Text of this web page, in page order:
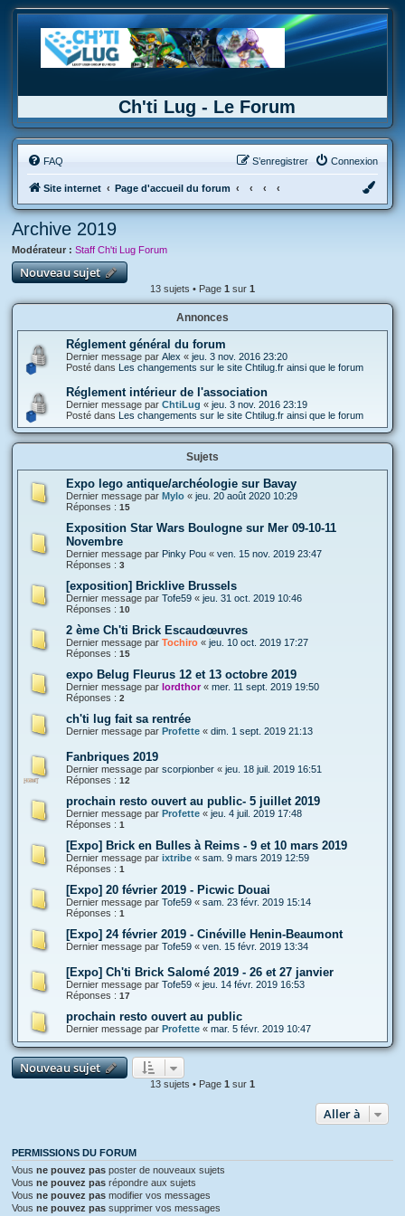
Ch'ti Lug - Le Forum
FAQ Connexion
S’enregistrer
Site internet Page d'accueil du forum
Archive 2019
Modérateur : Staff Ch'ti Lug Forum
Nouveau sujet
13 sujets • Page 1 sur 1
Annonces
Réglement général du forum
Dernier message par Alex « jeu. 3 nov. 2016 23:20
Posté dans Les changements sur le site Chtilug.fr ainsi que le forum
Réglement intérieur de l'association
Dernier message par ChtiLug « jeu. 3 nov. 2016 23:19
Posté dans Les changements sur le site Chtilug.fr ainsi que le forum
Sujets
Expo lego antique/archéologie sur Bavay
Dernier message par Mylo « jeu. 20 août 2020 10:29
Réponses : 15
Exposition Star Wars Boulogne sur Mer 09-10-11
Novembre
Dernier message par Pinky Pou « ven. 15 nov. 2019 23:47
Réponses : 3
[exposition] Bricklive Brussels
Dernier message par Tofe59 « jeu. 31 oct. 2019 10:46
Réponses : 10
2 ème Ch'ti Brick Escaudœuvres
Dernier message par Tochiro « jeu. 10 oct. 2019 17:27
Réponses : 15
expo Belug Fleurus 12 et 13 octobre 2019
Dernier message par lordthor« mer. 11 sept. 2019 19:50
Réponses : 2
ch'ti lug fait sa rentrée
Dernier message par Profette « dim. 1 sept. 2019 21:13
Fanbriques 2019
Dernier message par scorpionber « jeu. 18 juil. 2019 16:51
Réponses : 12
prochain resto ouvert au public- 5 juillet 2019
Dernier message par Profette « jeu. 4 juil. 2019 17:48
Réponses : 1
[Expo] Brick en Bulles à Reims - 9 et 10 mars 2019
Dernier message par ixtribe « sam. 9 mars 2019 12:59
Réponses : 1
[Expo] 20 février 2019 - Picwic Douai
Dernier message par Tofe59 « sam. 23 févr. 2019 15:14
Réponses : 1
[Expo] 24 février 2019 - Cinéville Henin-Beaumont
Dernier message par Tofe59 « ven. 15 févr. 2019 13:34
[Expo] Ch'ti Brick Salomé 2019 - 26 et 27 janvier
Dernier message par Tofe59 « jeu. 14 févr. 2019 16:53
Réponses : 17
prochain resto ouvert au public
Dernier message par Profette « mar. 5 févr. 2019 10:47
Nouveau sujet
13 sujets • Page 1 sur 1
Aller à
PERMISSIONS DU FORUM
Vous ne pouvez pas poster de nouveaux sujets
Vous ne pouvez pas répondre aux sujets
Vous ne pouvez pas modifier vos messages
Vous ne pouvez pas supprimer vos messages